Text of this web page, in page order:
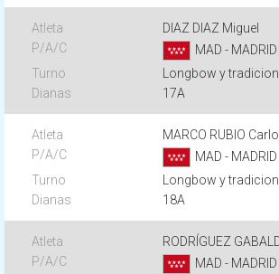
DIAZ DIAZ Miguel
MAD - MADRID
Longbow y
17A
MARCO RUBIO
MAD - MADRID
Longbow y
18A
RODRÍGUEZ
MAD - MADRID